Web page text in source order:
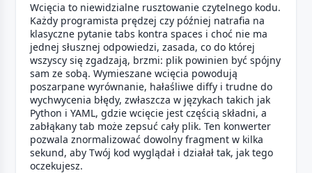
Wcięcia to niewidzialne rusztowanie czytelnego kodu.
Każdy programista prędzej czy później natrafia na
klasyczne pytanie tabs kontra spaces i choć nie ma
jednej słusznej odpowiedzi, zasada, co do której
wszyscy się zgadzają, brzmi: plik powinien być spójny
sam ze sobą. Wymieszane wcięcia powodują
poszarpane wyrównanie, hałaśliwe diffy i trudne do
wychwycenia błędy, zwłaszcza w językach takich jak
Python i YAML, gdzie wcięcie jest częścią składni, a
zabłąkany tab może zepsuć cały plik. Ten konwerter
pozwala znormalizować dowolny fragment w kilka
sekund, aby Twój kod wyglądał i działał tak, jak tego
oczekujesz.